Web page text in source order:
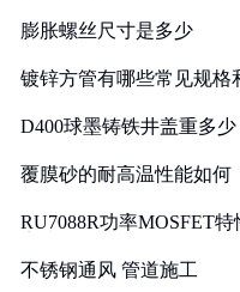
膨胀螺丝尺寸是多少
镀锌方管有哪些常见规格
D400球墨铸铁井盖重多少
覆膜砂的耐高温性能如何
RU7088R功率MOSFET
不锈钢通风 管道施工